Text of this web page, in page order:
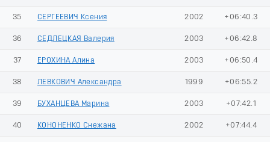
35 СЕРГЕЕВИЧ Ксения 2002 +06:40.3
36 СЕДЛЕЦКАЯ Валерия 2003 +06:42.8
37 ЕРОХИНА Алина 2003 +06:50.4
38 ЛЕВКОВИЧ Александра 1999 +06:55.2
39 БУХАНЦЕВА Марина 2003 +07:42.1
40 КОНОНЕНКО Снежана 2002 +07:44.4